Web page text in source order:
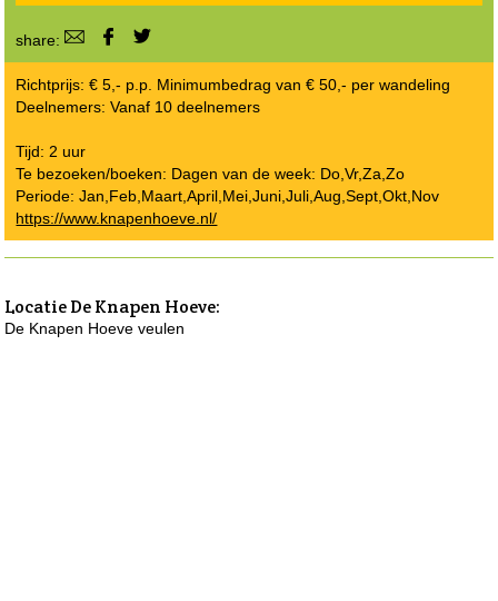
share:
Richtprijs: € 5,- p.p. Minimumbedrag van € 50,- per wandeling
Deelnemers: Vanaf 10 deelnemers
Tijd: 2 uur
Te bezoeken/boeken: Dagen van de week: Do,Vr,Za,Zo
Periode: Jan,Feb,Maart,April,Mei,Juni,Juli,Aug,Sept,Okt,Nov
https://www.knapenhoeve.nl/
LocatieDe Knapen Hoeve:
De Knapen Hoeve veulen